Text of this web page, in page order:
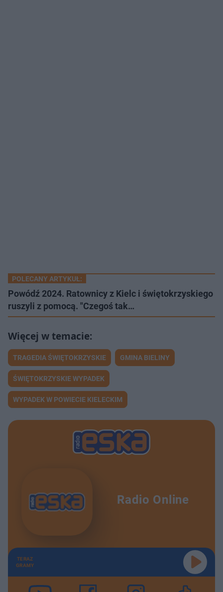
POLECANY ARTYKUŁ:
Powódź 2024. Ratownicy z Kielc i świętokrzyskiego
ruszyli z pomocą. "Czegoś tak…
TRAGEDIA ŚWIĘTOKRZYSKIE GMINA BIELINY
ŚWIĘTOKRZYSKIE WYPADEK
WYPADEK W POWIECIE KIELECKIM
Radio Online
TERAZ
GRAMY